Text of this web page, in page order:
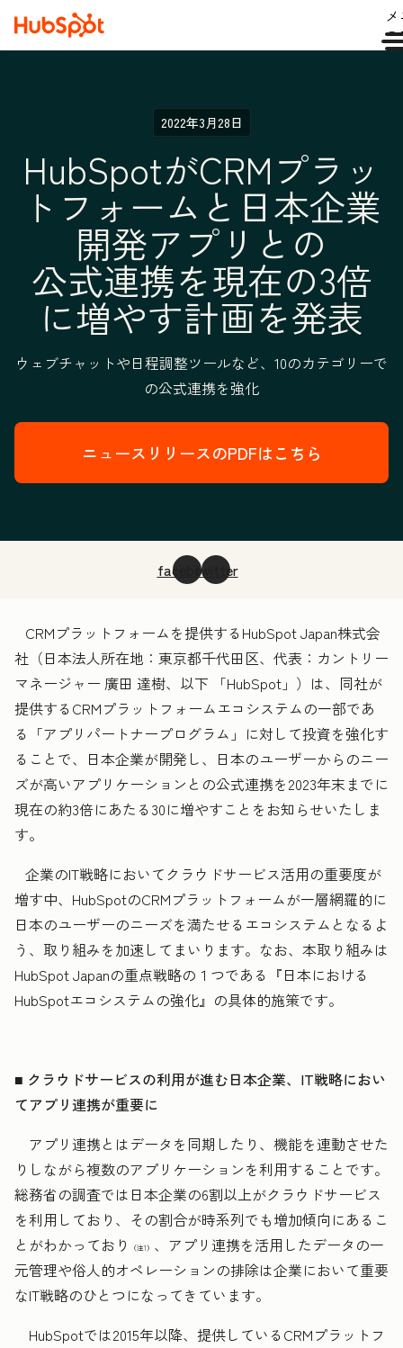
2022年3月28日
HubSpotがCRMプラッ
トフォームと日本企業
開発アプリとの
公式連携を現在の3倍
に増やす計画を発表
ウェブチャットや日程調整ツールなど、10のカテゴリーで
の公式連携を強化
ニュースリリースのPDFはこちら
facebooktwitter
CRMプラットフォームを提供するHubSpot Japan株式会
社（日本法人所在地：東京都千代田区、代表：カントリー
マネージャー 廣田 達樹、以下 「HubSpot」）は、同社が
提供するCRMプラットフォームエコシステムの一部であ
る「アプリパートナープログラム」に対して投資を強化す
ることで、日本企業が開発し、日本のユーザーからのニー
ズが高いアプリケーションとの公式連携を2023年末までに
現在の約3倍にあたる30に増やすことをお知らせいたしま
す。
企業のIT戦略においてクラウドサービス活用の重要度が
増す中、HubSpotのCRMプラットフォームが一層網羅的に
日本のユーザーのニーズを満たせるエコシステムとなるよ
う、取り組みを加速してまいります。なお、本取り組みは
HubSpot Japanの重点戦略の１つである『日本における
HubSpotエコシステムの強化』の具体的施策です。
■ クラウドサービスの利用が進む日本企業、IT戦略におい
てアプリ連携が重要に
アプリ連携とはデータを同期したり、機能を連動させた
りしながら複数のアプリケーションを利用することです。
総務省の調査では日本企業の6割以上がクラウドサービス
を利用しており、その割合が時系列でも増加傾向にあるこ
とがわかっており
（注1） 、アプリ連携を活用したデータの一
元管理や俗人的オペレーションの排除は企業において重要
なIT戦略のひとつになってきています。
HubSpotでは2015年以降、提供しているCRMプラットフ